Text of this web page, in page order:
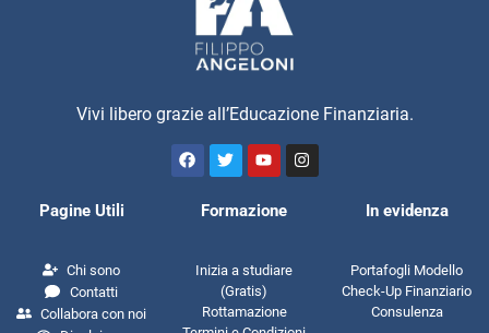
Vivi libero grazie all’Educazione Finanziaria.
Pagine Utili
Chi sono
Contatti
Collabora con noi
Formazione
Inizia a studiare
(Gratis)
Rottamazione
In evidenza
Portafogli Modello
Check-Up Finanziario
Consulenza